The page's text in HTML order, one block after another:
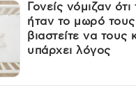
Γονείς νόμιζαν
ήταν το μωρό
βιαστείτε να τους
υπάρχει λόγος